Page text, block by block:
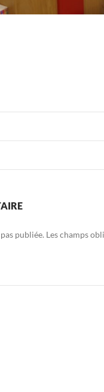
publiée. Les champs